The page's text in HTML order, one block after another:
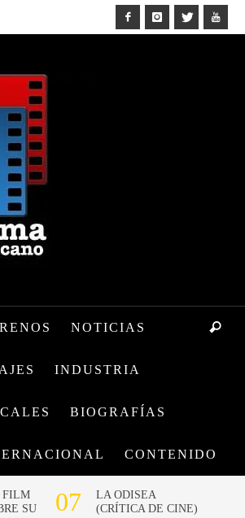
NOTICIAS
INDUSTRIA
BIOGRAFÍAS
CONTENIDO